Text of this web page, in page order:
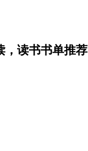
，读书书单推荐